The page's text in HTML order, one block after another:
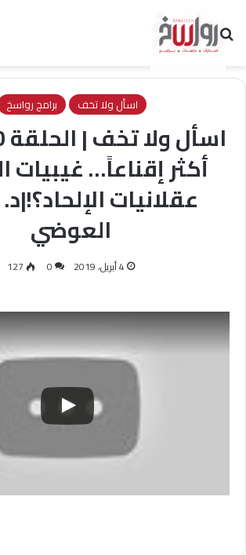
بحث عن
اسأل ولا تخف برامج رواسخ
أكثر إقناعاً… غيبيات
عقلانيات
العوضي
4 أبريل، 2019 0
127